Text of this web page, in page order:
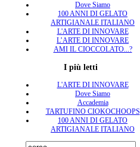
Dove Siamo
100 ANNI DI GELATO
ARTIGIANALE ITALIANO
L'ARTE DI INNOVARE
L’ARTE DI INNOVARE
AMI IL CIOCCOLATO...?
I più letti
L'ARTE DI INNOVARE
Dove Siamo
Accademia
TARTUFINO CIOKOCHOOPS
100 ANNI DI GELATO
ARTIGIANALE ITALIANO